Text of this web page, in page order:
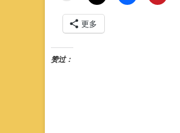
更多
赞过：